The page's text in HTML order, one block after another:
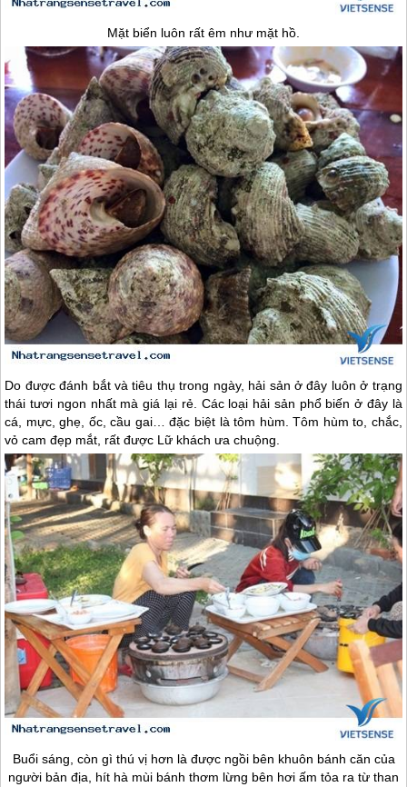
Mặt biển luôn rất êm như mặt hồ.
Do được đánh bắt và tiêu thụ trong ngày, hải sản ở đây luôn ở trạng
thái tươi ngon nhất mà giá lại rẻ. Các loại hải sản phổ biến ở đây là
cá, mực, ghẹ, ốc, cầu gai… đặc biệt là tôm hùm. Tôm hùm to, chắc,
vỏ cam đẹp mắt, rất được Lữ khách ưa chuộng.
Buổi sáng, còn gì thú vị hơn là được ngồi bên khuôn bánh căn của
người bản địa, hít hà mùi bánh thơm lừng bên hơi ấm tỏa ra từ than